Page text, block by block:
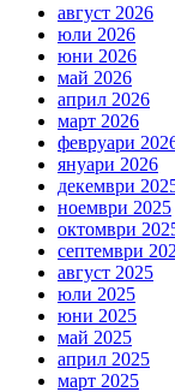
август 2026
юли 2026
юни 2026
май 2026
април 2026
март 2026
февруари
януари 2026
декември
ноември 2025
октомври
септември
август 2025
юли 2025
юни 2025
май 2025
април 2025
март 2025